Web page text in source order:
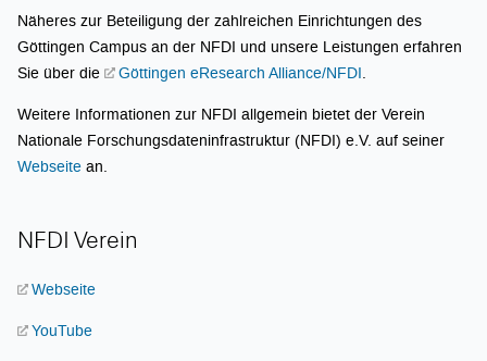
Näheres zur Beteiligung der zahlreichen Einrichtungen des
Göttingen Campus an der NFDI und unsere Leistungen erfahren
Sie über die
Göttingen eResearch Alliance/NFDI
Weitere Informationen zur NFDI allgemein bietet der Verein
Nationale Forschungsdateninfrastruktur (NFDI) e.V. auf seiner
Webseite an.
NFDI Verein
Webseite
YouTube